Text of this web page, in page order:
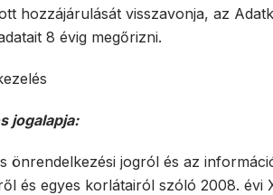
hozzájárulását visszavonja, az
8 évig megőrizni.
jogalapja:
önrendelkezési jogról és az
és egyes korlátairól szóló 2008.